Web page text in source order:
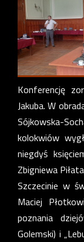
Konferencję
Jakuba. W
Sójkowska-
kolokwiów
niegdyś
Zbigniewa
Szczecinie w
Maciej
poznania
Golemski) i